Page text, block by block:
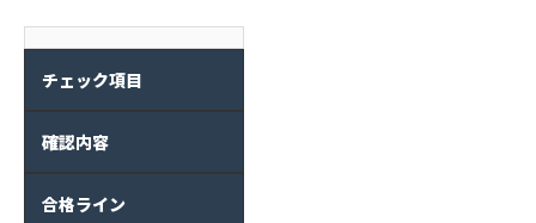
チェック項目
確認内容
合格ライン